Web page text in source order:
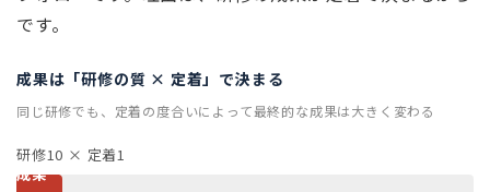
です。
成果は「研修の質 × 定着」で決まる
同じ研修でも、定着の度合いによって最終的な成果は大きく変わる
研修10 × 定着1
成果